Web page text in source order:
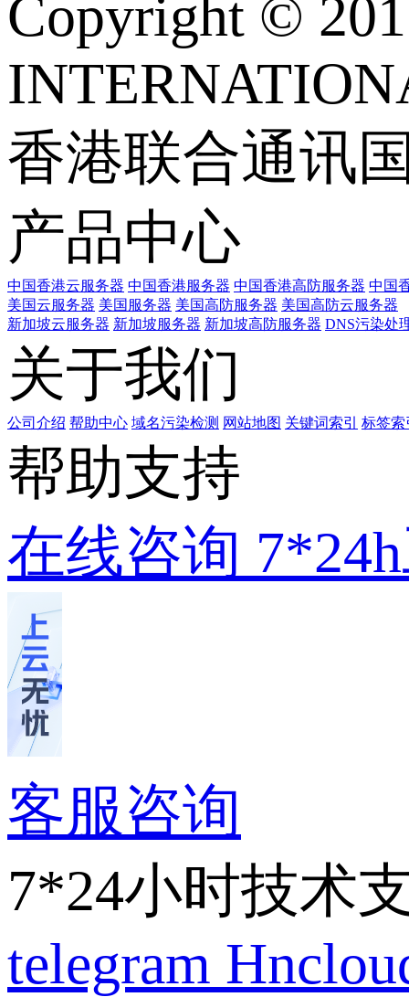
Copyright ©
香港联合通讯
产品中心
中国香港云服务器 中国香港服务器 中国香港高防服务器 中国
美国云服务器 美国服务器 美国高防服务器 美国高防云服务器
新加坡云服务器 新加坡服务器 新加坡高防服务器 DNS污染处
关于我们
公司介绍 帮助中心 域名污染检测 网站地图 关键词索引 标签索
帮助支持
在线咨询
客服咨询
7*24小时技术
telegram